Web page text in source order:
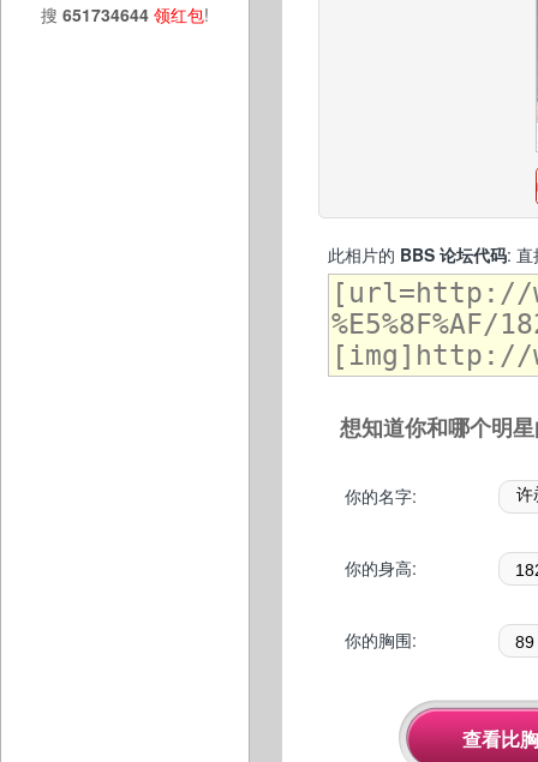
搜 651734644 领红包!
此相片的 BBS 论坛代码: 直
想知道你和哪个明
你的名字:
你的身高:
你的胸围: